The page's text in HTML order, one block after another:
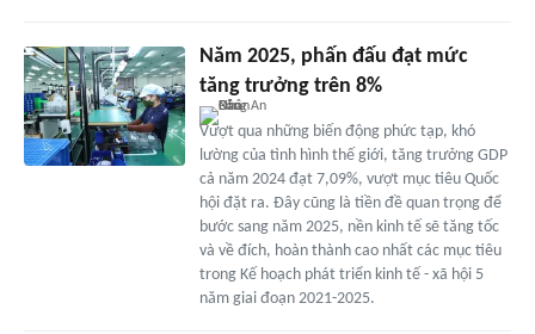
Năm 2025, phấn đấu đạt mức
tăng trưởng trên 8%
Vượt qua những biến động phức tạp, khó
lường của tình hình thế giới, tăng trưởng GDP
cả năm 2024 đạt 7,09%, vượt mục tiêu Quốc
hội đặt ra. Đây cũng là tiền đề quan trọng để
bước sang năm 2025, nền kinh tế sẽ tăng tốc
và về đích, hoàn thành cao nhất các mục tiêu
trong Kế hoạch phát triển kinh tế - xã hội 5
năm giai đoạn 2021-2025.